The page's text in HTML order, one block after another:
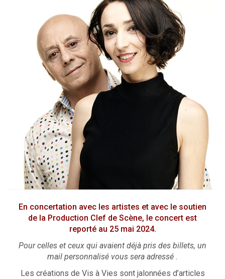
En concertation avec les artistes et avec le soutien
de la Production Clef de Scène, le concert est
reporté au 25 mai 2024.
Pour celles et ceux qui avaient déjà pris des billets, un
mail personnalisé vous sera adressé .
Les créations de Vis à Vies sont jalonnées d’articles